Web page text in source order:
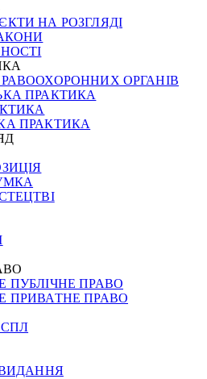
НА РОЗГЛЯДІ
ОРГАНІВ
ПРАКТИКА
ПРАКТИКА
ПУБЛІЧНЕ ПРАВО
ПРИВАТНЕ ПРАВО
ВИДАННЯ